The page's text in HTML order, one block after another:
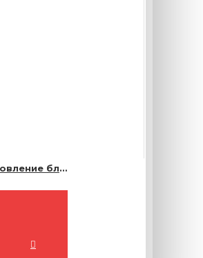
Изготовление блокнотов на заказ